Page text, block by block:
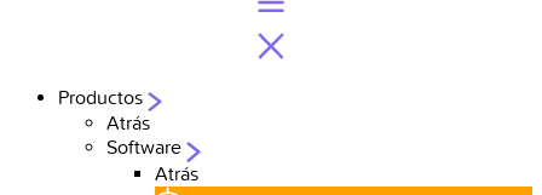
Productos
Atrás
Software
Atrás